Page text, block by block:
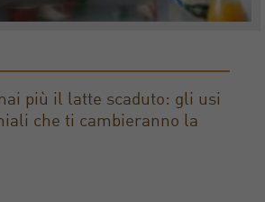
più il latte scaduto: gli usi
che ti cambieranno la